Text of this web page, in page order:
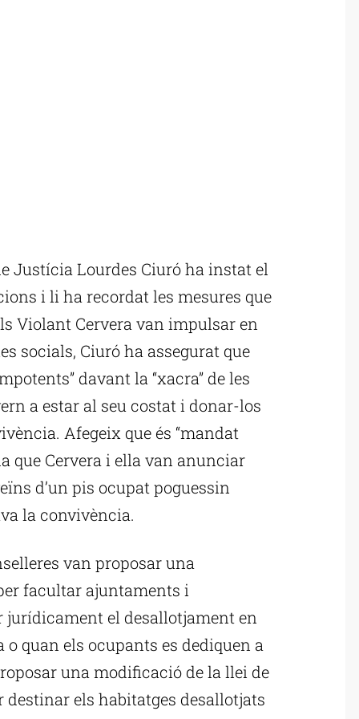
Justícia Lourdes Ciuró ha instat el
i li ha recordat les mesures que
Violant Cervera van impulsar en
socials, Ciuró ha assegurat que
davant la “xacra” de les
a estar al seu costat i donar-los
Afegeix que és “mandat
que Cervera i ella van anunciar
d’un pis ocupat poguessin
la convivència.
van proposar una
facultar ajuntaments i
el desallotjament en
quan els ocupants es dediquen a
una modificació de la llei de
destinar els habitatges desallotjats